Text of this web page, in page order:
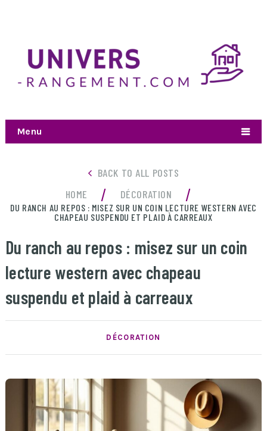
Menu
BACK TO ALL POSTS
HOME
/ DÉCORATION /
DU RANCH AU REPOS : MISEZ SUR UN COIN LECTURE WESTERN AVEC
CHAPEAU SUSPENDU ET PLAID À CARREAUX
Du ranch au repos : misez sur un coin
lecture western avec chapeau
suspendu et plaid à carreaux
DÉCORATION